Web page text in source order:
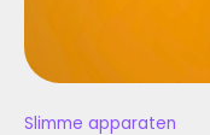
Slimme apparaten